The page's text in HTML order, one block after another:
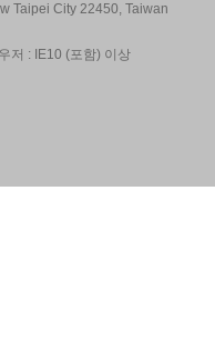
Taipei City 22450, Taiwan
저 : IE10 (포함) 이상